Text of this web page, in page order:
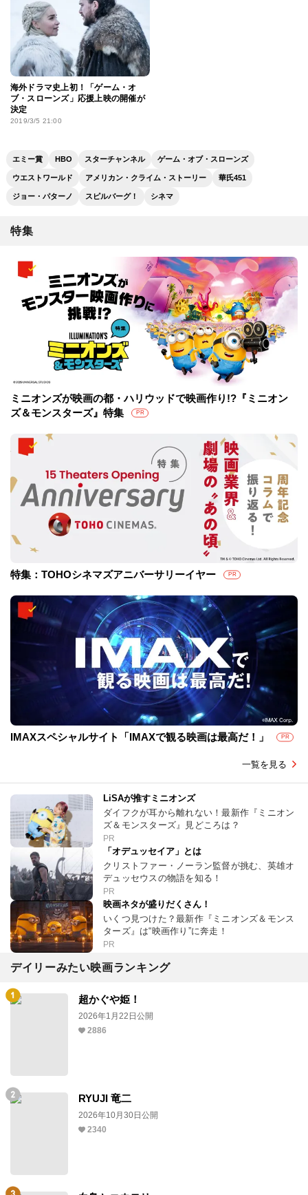
海外ドラマ史上初！「ゲーム・オ
ブ・スローンズ」応援上映の開催が
決定
2019/3/5 21:00
エミー賞 HBO スターチャンネル ゲーム・オブ・スローンズ
ウエストワールド アメリカン・クライム・ストーリー 華氏451
ジョー・パターノ スピルバーグ！ シネマ
特集
ミニオンズが映画の都・ハリウッドで映画作り!?『ミニオン
ズ＆モンスターズ』特集
PR
特集：TOHOシネマズアニバーサリーイヤー PR
IMAXスペシャルサイト「IMAXで観る映画は最高だ！」 PR
一覧を見る
LiSAが推すミニオンズ
ダイフクが耳から離れない！最新作『ミニオン
ズ＆モンスターズ』見どころは？
PR
「オデュッセイア」とは
クリストファー・ノーラン監督が挑む、英雄オ
デュッセウスの物語を知る！
PR
映画ネタが盛りだくさん！
いくつ見つけた？最新作『ミニオンズ＆モンス
ターズ』は“映画作り”に奔走！
PR
デイリーみたい映画ランキング
超かぐや姫！
2026年1月22日公開
2886
RYUJI 竜二
2026年10月30日公開
2340